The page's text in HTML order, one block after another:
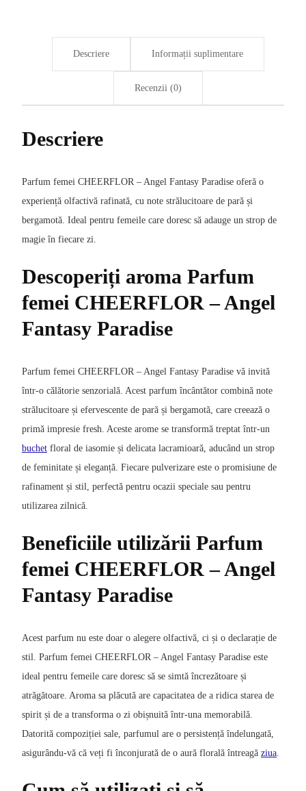
Descriere Informații suplimentare
Recenzii (0)
Descriere
Parfum femei CHEERFLOR – Angel Fantasy Paradise oferă o
experiență olfactivă rafinată, cu note strălucitoare de pară și
bergamotă. Ideal pentru femeile care doresc să adauge un strop de
magie în fiecare zi.
Descoperiți aroma Parfum
femei CHEERFLOR – Angel
Fantasy Paradise
Parfum femei CHEERFLOR – Angel Fantasy Paradise vă invită
într-o călătorie senzorială. Acest parfum încântător combină note
strălucitoare și efervescente de pară și bergamotă, care creează o
primă impresie fresh. Aceste arome se transformă treptat într-un
buchet floral de iasomie și delicata lacramioară, aducând un strop
de feminitate și eleganță. Fiecare pulverizare este o promisiune de
rafinament și stil, perfectă pentru ocazii speciale sau pentru
utilizarea zilnică.
Beneficiile utilizării Parfum
femei CHEERFLOR – Angel
Fantasy Paradise
Acest parfum nu este doar o alegere olfactivă, ci și o declarație de
stil. Parfum femei CHEERFLOR – Angel Fantasy Paradise este
ideal pentru femeile care doresc să se simtă încrezătoare și
atrăgătoare. Aroma sa plăcută are capacitatea de a ridica starea de
spirit și de a transforma o zi obișnuită într-una memorabilă.
Datorită compoziției sale, parfumul are o persistență îndelungată,
asigurându-vă că veți fi înconjurată de o aură florală întreagă ziua.